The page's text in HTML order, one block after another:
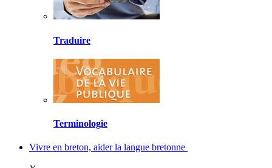
Traduire
Terminologie
Vivre en breton, aider la langue bretonne